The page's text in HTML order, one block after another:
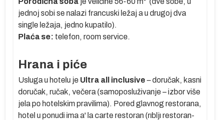
jednoj sobi se nalazi francuski ležaj a u drugoj dva
single ležaja, jedno kupatilo).
Plaća se: telefon, room service.
Hrana i piće
Usluga u hotelu je Ultra all inclusive – doručak, kasni
doručak, ručak, večera (samoposluživanje – izbor više
jela po hotelskim pravilima). Pored glavnog restorana,
hotel u ponudi ima a' la carte restoran (rıbljı restoran-